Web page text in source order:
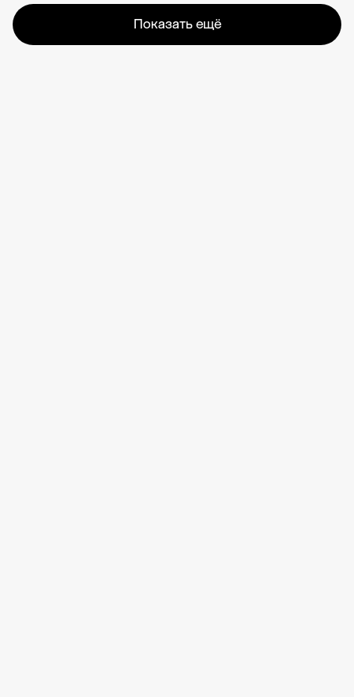
Показать ещё